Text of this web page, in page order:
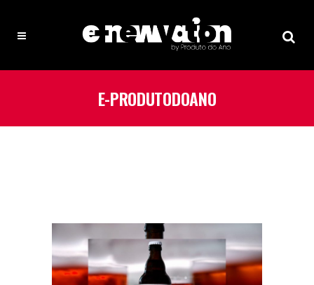
E-PRODUTODOANO